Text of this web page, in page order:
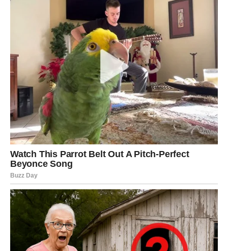
spremni za takav korak. Međutim, upravo ta prilika može
predstavljati početak jednog mnogo uspešnijeg perioda.
Važno je da pažljivo slušate svoju intuiciju jer će vas ona
voditi u pravom smeru.
Dolazi ono od čega nema bežanja
Sudbina često bira trenutke kada najmanje očekujemo